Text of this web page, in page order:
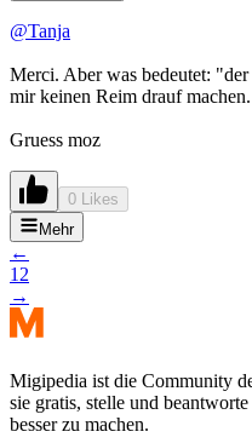
@Tanja
Merci. Aber was bedeutet:
mir keinen Reim drauf machen.
Gruess moz
0 Likes
Mehr
←
1 2
→
Migipedia ist die Community
sie gratis, stelle und
besser zu machen.